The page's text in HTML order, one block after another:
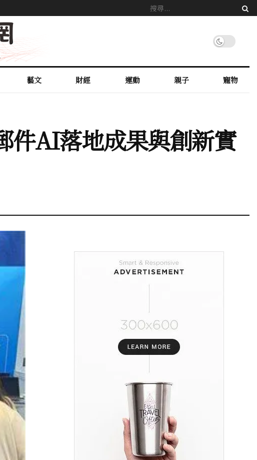
藝文 財經 運動 親子 寵物
件AI落地成果與創新實